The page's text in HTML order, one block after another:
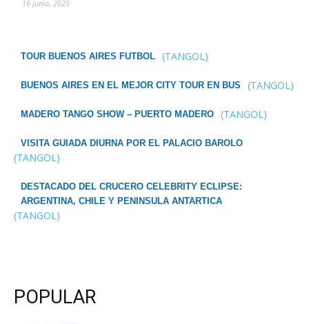
16 junio, 2025
TOUR BUENOS AIRES FUTBOL (TANGOL)
BUENOS AIRES EN EL MEJOR CITY TOUR EN BUS (TANGOL)
MADERO TANGO SHOW – PUERTO MADERO (TANGOL)
VISITA GUIADA DIURNA POR EL PALACIO BAROLO
(TANGOL)
DESTACADO DEL CRUCERO CELEBRITY ECLIPSE:
ARGENTINA, CHILE Y PENINSULA ANTARTICA
(TANGOL)
POPULAR